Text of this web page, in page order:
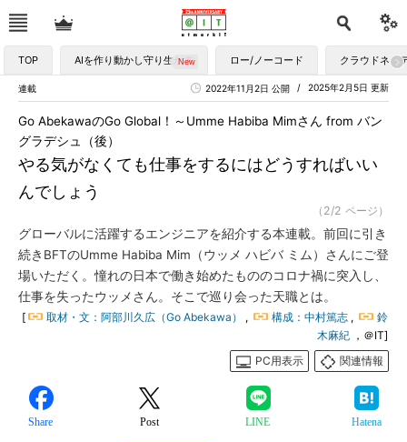
TOP AIを作り動かし守り生かす ロー/ノーコード クラウドネイ
連載 2025年2月5日 更新
2022年11月2日 公開
やる気がなくても仕事をするにはどうすればいい
んでしょう
Go AbekawaのGo Global！～Umme Habiba Mimさん from バン
グラデシュ（後）
（2/2 ページ）
グローバルに活躍するエンジニアを紹介する本連載。前回に引き
続きBFTのUmme Habiba Mim（ウッメ ハビバ ミム）さんにご登
場いただく。憧れの日本で働き始めたもののコロナ禍に突入し、
仕事を失ったウッメさん。そこで巡り会った天職とは。
[ 取材・文：阿部川久広（Go Abekawa） , 構成：中村篤志 ,
鈴
木麻紀 ，＠IT]
PC用表示
関連情報
Share Post LINE Hatena